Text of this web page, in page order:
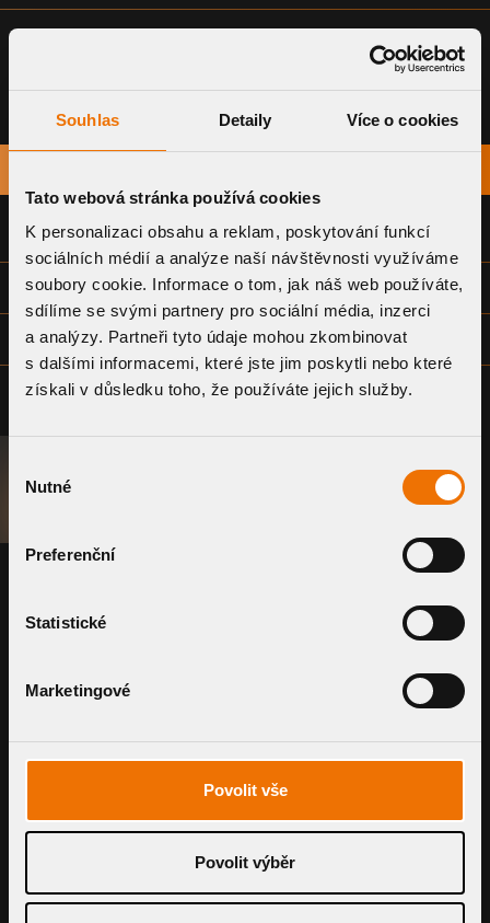
Souhlas Detaily Více o cookies
Tato webová stránka používá cookies
K personalizaci obsahu a reklam, poskytování funkcí
sociálních médií a analýze naší návštěvnosti využíváme
soubory cookie. Informace o tom, jak náš web používáte,
sdílíme se svými partnery pro sociální média, inzerci
a analýzy. Partneři tyto údaje mohou zkombinovat
s dalšími informacemi, které jste jim poskytli nebo které
získali v důsledku toho, že používáte jejich služby.
souhlasu
Nutné
Preferenční
Statistické
Marketingové
Povolit vše
Povolit výběr
PROHLÁŠENÍ O SHODĚ
TECHNICKÝ LIST
VÝKRESOVÁ DOKUMENTACE - SPOLEČNÁ (DWG)
POPTAT SYSTÉM
PRODUKTY
Využijte naše chytré nástroje pro
B2B PORTÁL
POPTAT SYSTÉM